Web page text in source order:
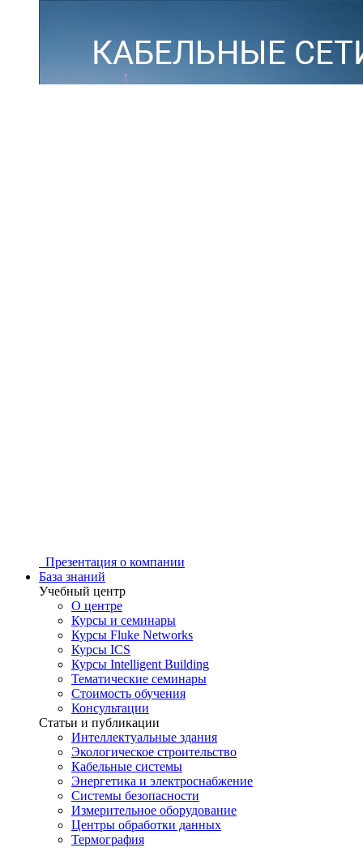
Презентация о компании
База знаний
Учебный центр
О центре
Курсы и семинары
Курсы Fluke Networks
Курсы ICS
Курсы Intelligent Building
Тематические семинары
Стоимость обучения
Консультации
Статьи и публикации
Интеллектуальные здания
Экологическое строительство
Кабельные системы
Энергетика и электроснабжение
Системы безопасности
Измерительное оборудование
Центры обработки данных
Термография